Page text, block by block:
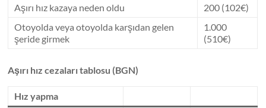
Aşırı hız kazaya neden oldu
200 (102€)
Otoyolda veya otoyolda karşıdan gelen
şeride girmek
1.000
(510€)
Aşırı hız cezaları tablosu (BGN)
Hız yapma